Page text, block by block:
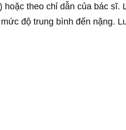
theo chỉ dẫn của bác
độ trung bình đến nặng.